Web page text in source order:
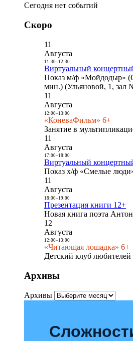
Сегодня нет событий
Скоро
11
Августа
11:30- 12:30
Виртуальный
Показ м/ф «Мойдодыр»
мин.) (Ульяновой, 1, зал
11
Августа
12:00- 13:00
«КоневаФильм» 6+
Занятие в
11
Августа
17:00- 18:00
Виртуальный
Показ х/ф «Смелые
11
Августа
18:00- 19:00
Презентация книги 12+
Новая книга поэта
12
Августа
12:00- 13:00
«Читающая лошадка» 6+
Детский клуб
Архивы
Архивы